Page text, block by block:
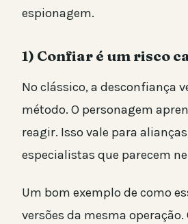
espionagem.
1) Confiar é um risco
No clássico, a desconfiança
método. O personagem
reagir. Isso vale para
especialistas que parecem
Um bom exemplo de como
versões da mesma